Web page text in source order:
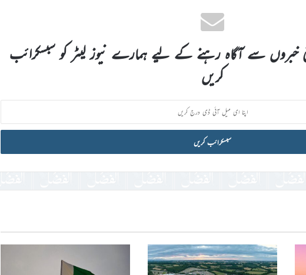
خبروں سے آگاہ رہنے کے لیے ہمارے نیوز لیٹر کو سبسکرائب
کریں